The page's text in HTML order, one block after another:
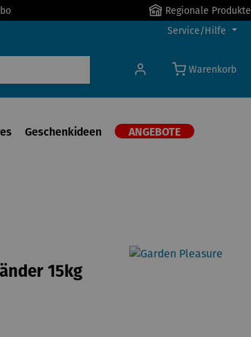
Regionale Produkte
Service/Hilfe
Warenkorb
Geschenkideen ANGEBOTE
15kg